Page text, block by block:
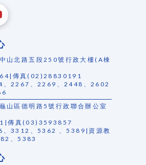
山北路五段250號行政大樓(A棟
傳真(02)28830191
、2267、2269、2448、2602
山區德明路5號行政聯合辦公室
傳真(03)3593857
、3312、5362 、5389|資源教
、5383